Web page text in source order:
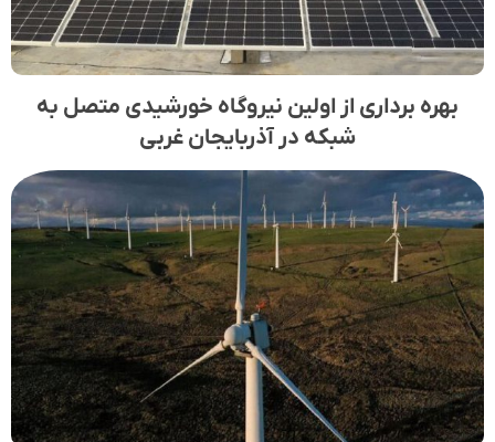
بهره برداری از اولین نیروگاه خورشیدی متصل به
شبکه در آذربایجان غربی